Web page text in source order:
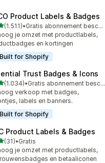
Product Labels & Badges
5 sterren
(1.511)
recensies in totaal
•
Gratis abonnement beschikbaar
je omzet met productlabels,
en kortingen
Built for Shopify
Trust Badges & Icons
5 sterren
(1.034)
recensies in totaal
•
Gratis abonnement beschikbaar
verkoop met badges,
labels en banners.
Built for Shopify
Product Labels & Badges
5 sterren
(31) in totaal
•Gratis
je omzet met productlabels,
en betaaliconen